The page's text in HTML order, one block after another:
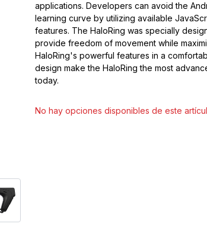
larger image
applications. Developers can avoid the
learning curve by utilizing available
features. The HaloRing was specially
provide freedom of movement while
HaloRing's powerful features in a
design make the HaloRing the most
today.
Seleccionar modelo
No hay opciones disponibles de este